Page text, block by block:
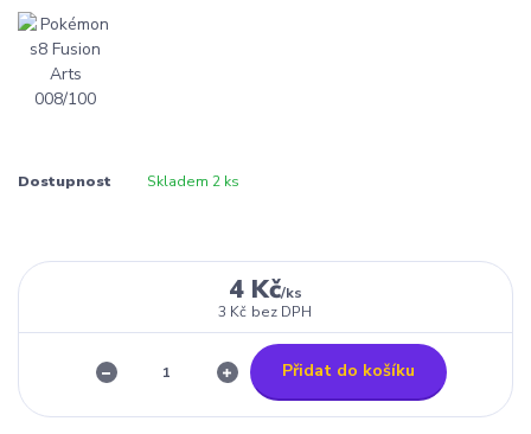
Dostupnost Skladem 2 ks
4 Kč/ks
3 Kč bez DPH
Přidat do košíku